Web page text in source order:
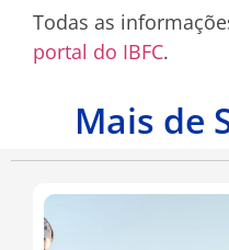
Todas as
portal do IBFC.
Mais de